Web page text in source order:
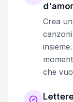
Crea
che